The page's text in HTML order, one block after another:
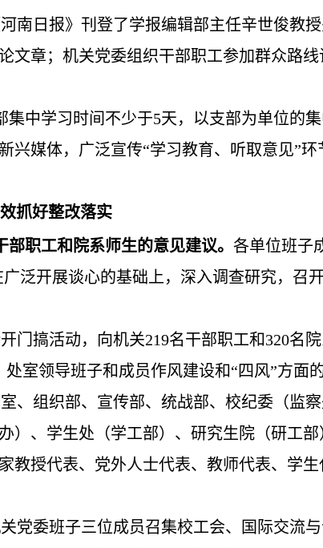
南日报》刊登了学报编辑部主任辛世俊教
文章；机关党委组织干部职工参加群众路
集中学习时间不少于5天，以支部为单位的
媒体，广泛宣传“学习教育、听取意见”环
抓好整改落实
职工和院系师生的意见建议。 各单位班子
泛开展谈心的基础上，深入调查研究，召
门搞活动，向机关219名干部职工和320名
室领导班子和成员作风建设和“四风”方面
、组织部、宣传部、统战部、校纪委（监
）、学生处（学工部）、研究生院（研工
教授代表、党外人士代表、教师代表、学
党委班子三位成员召集校工会、国际交流